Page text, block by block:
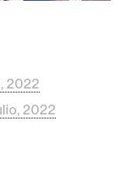
2022
2022